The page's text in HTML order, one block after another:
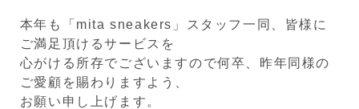
本年も「mita sneakers」スタッフ一同、皆様に
ご満足頂けるサービスを
心がける所存でございますので何卒、昨年同様の
ご愛顧を賜わりますよう、
お願い申し上げます。